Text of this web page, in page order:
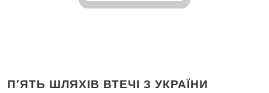
П’ЯТЬ ШЛЯХІВ ВТЕЧІ З УКРАЇНИ